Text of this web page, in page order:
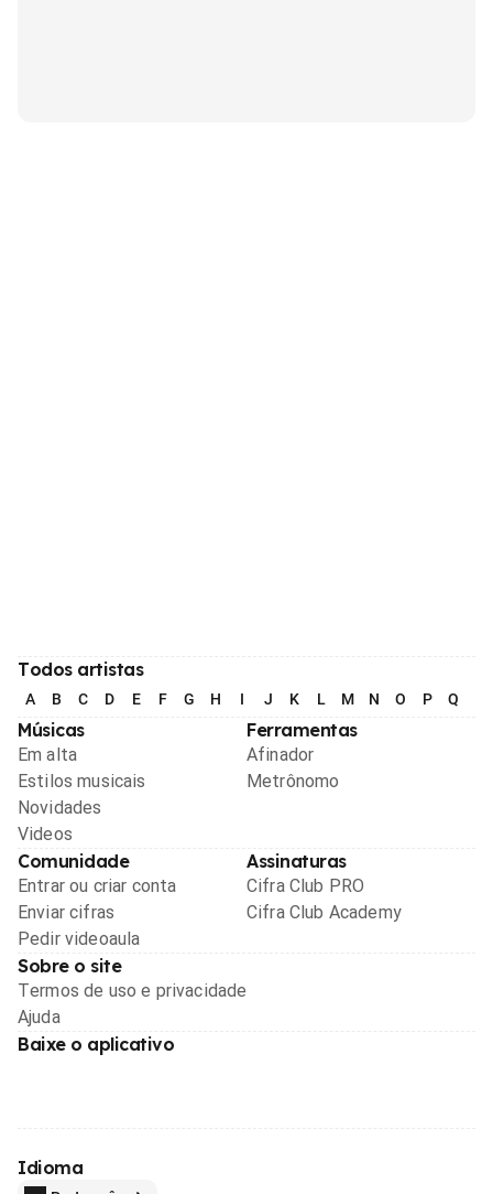
Todos artistas
A B C D E F G H I J K L M N O P Q
Músicas
Em alta
Estilos musicais
Novidades
Videos
Ferramentas
Afinador
Metrônomo
Comunidade
Entrar ou criar conta
Enviar cifras
Pedir videoaula
Assinaturas
Cifra Club PRO
Cifra Club Academy
Sobre o site
Termos de uso e privacidade
Ajuda
Baixe o aplicativo
Idioma